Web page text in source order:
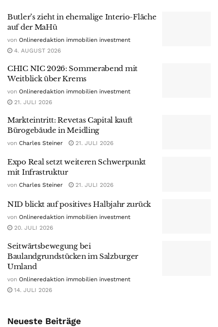
Butler’s zieht in ehemalige Interio-Fläche
auf der MaHü
von Onlineredaktion immobilien investment
4. AUGUST 2026
CHIC NIC 2026: Sommerabend mit
Weitblick über Krems
von Onlineredaktion immobilien investment
21. JULI 2026
Markteintritt: Revetas Capital kauft
Bürogebäude in Meidling
von Charles Steiner 21. JULI 2026
Expo Real setzt weiteren Schwerpunkt
mit Infrastruktur
von Charles Steiner 21. JULI 2026
NID blickt auf positives Halbjahr zurück
von Onlineredaktion immobilien investment
20. JULI 2026
Seitwärtsbewegung bei
Baulandgrundstücken im Salzburger
Umland
von Onlineredaktion immobilien investment
14. JULI 2026
Neueste Beiträge